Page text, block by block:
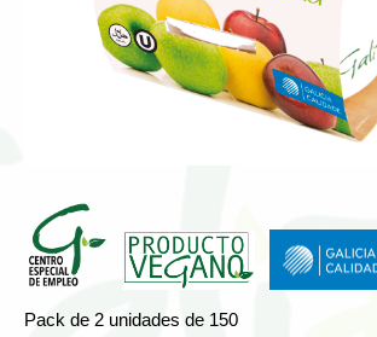
Pack de 2 unidades de 150